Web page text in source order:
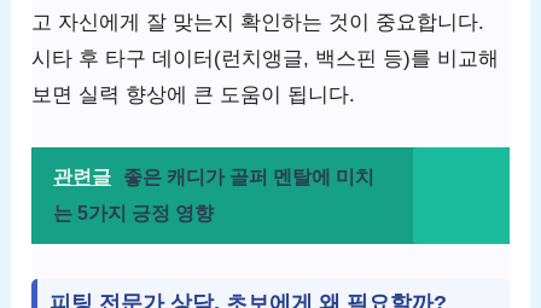
고 자신에게 잘 맞는지 확인하는 것이 중요합니다.
시타 후 타구 데이터(런치앵글, 백스핀 등)를 비교해
보면 실력 향상에 큰 도움이 됩니다.
관련글
좋은 캐디가 골퍼 멘탈에 미치
는 5가지 긍정 영향